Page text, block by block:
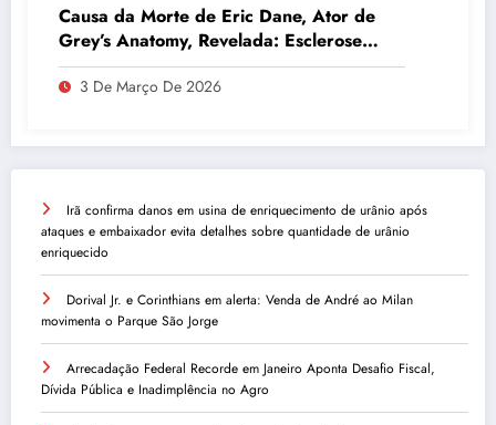
Causa da Morte de Eric Dane, Ator de
Grey’s Anatomy, Revelada: Esclerose
Lateral Amiotrófica
3 De Março De 2026
Irã confirma danos em usina de enriquecimento de urânio após
ataques e embaixador evita detalhes sobre quantidade de urânio
enriquecido
Dorival Jr. e Corinthians em alerta: Venda de André ao Milan
movimenta o Parque São Jorge
Arrecadação Federal Recorde em Janeiro Aponta Desafio Fiscal,
Dívida Pública e Inadimplência no Agro